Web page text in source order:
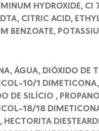
HYDROXIDE,
CITRIC ACID,
BENZOATE,
ÁGUA, DIÓXIDO DE
10/1
DE SILÍCIO ,
18/18